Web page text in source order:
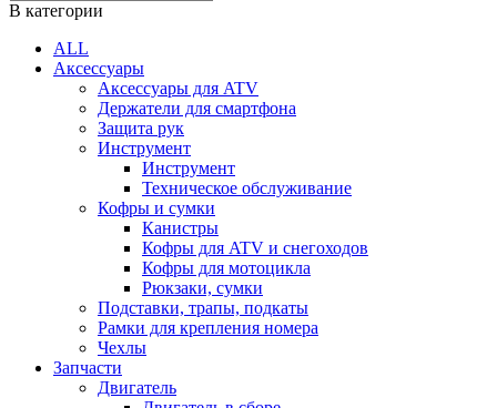
В категории
ALL
Аксессуары
Аксессуары для ATV
Держатели для смартфона
Защита рук
Инструмент
Инструмент
Техническое обслуживание
Кофры и сумки
Канистры
Кофры для ATV и снегоходов
Кофры для мотоцикла
Рюкзаки, сумки
Подставки, трапы, подкаты
Рамки для крепления номера
Чехлы
Запчасти
Двигатель